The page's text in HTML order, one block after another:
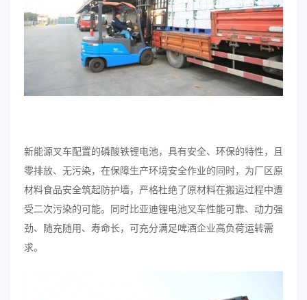
新能源叉车配置的磷酸铁锂电池，具有安全、环保的特性，且
零排放、无污染，在保障生产环境安全作业的同时，为厂区原
材料食品安全筑起防护墙，严格杜绝了原材料在搬运过程中遭
受二次污染的可能。同时比亚迪锂电池叉车性能可靠、动力强
劲、随充随用、寿命长，可充分满足啤酒企业高负荷运转需
求。